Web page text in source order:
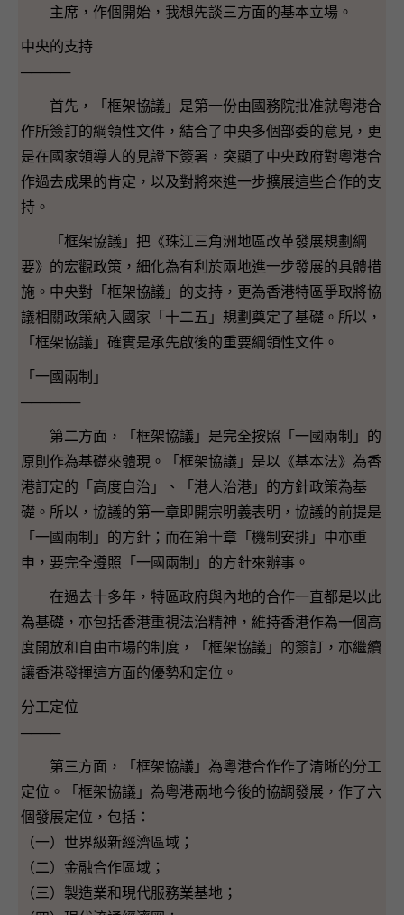
主席，作個開始，我想先談三方面的基本立場。
中央的支持
─────
首先，「框架協議」是第一份由國務院批准就粵港合
作所簽訂的綱領性文件，結合了中央多個部委的意見，更
是在國家領導人的見證下簽署，突顯了中央政府對粵港合
作過去成果的肯定，以及對將來進一步擴展這些合作的支
持。
「框架協議」把《珠江三角洲地區改革發展規劃綱
要》的宏觀政策，細化為有利於兩地進一步發展的具體措
施。中央對「框架協議」的支持，更為香港特區爭取將協
議相關政策納入國家「十二五」規劃奠定了基礎。所以，
「框架協議」確實是承先啟後的重要綱領性文件。
「一國兩制」
──────
第二方面，「框架協議」是完全按照「一國兩制」的
原則作為基礎來體現。「框架協議」是以《基本法》為香
港訂定的「高度自治」、「港人治港」的方針政策為基
礎。所以，協議的第一章即開宗明義表明，協議的前提是
「一國兩制」的方針；而在第十章「機制安排」中亦重
申，要完全遵照「一國兩制」的方針來辦事。
在過去十多年，特區政府與內地的合作一直都是以此
為基礎，亦包括香港重視法治精神，維持香港作為一個高
度開放和自由市場的制度，「框架協議」的簽訂，亦繼續
讓香港發揮這方面的優勢和定位。
分工定位
────
第三方面，「框架協議」為粵港合作作了清晰的分工
定位。「框架協議」為粵港兩地今後的協調發展，作了六
個發展定位，包括：
（一）世界級新經濟區域；
（二）金融合作區域；
（三）製造業和現代服務業基地；